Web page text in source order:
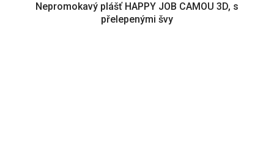
Nepromokavý plášť HAPPY JOB CAMOU 3D, s
přelepenými švy